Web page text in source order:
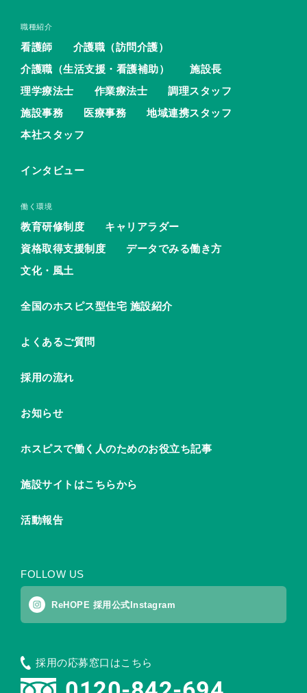
職種紹介
看護師
介護職（訪問介護）
介護職（生活支援・看護補助）
施設長
理学療法士
作業療法士
調理スタッフ
施設事務
医療事務
地域連携スタッフ
本社スタッフ
インタビュー
働く環境
教育研修制度
キャリアラダー
資格取得支援制度
データでみる働き方
文化・風土
全国のホスピス型住宅 施設紹介
よくあるご質問
採用の流れ
お知らせ
ホスピスで働く人のためのお役立ち記事
施設サイトはこちらから
活動報告
FOLLOW US
ReHOPE 採用公式Instagram
採用の応募窓口はこちら